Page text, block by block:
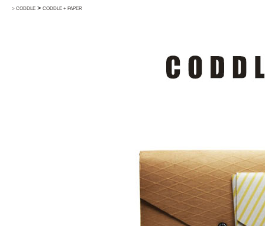
> CODDLE > CODDLE + PAPER